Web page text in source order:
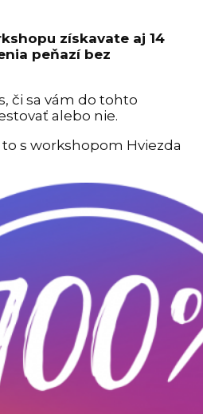
získavate aj 14
peňazí bez
či sa vám do tohto
alebo nie.
s workshopom Hviezda